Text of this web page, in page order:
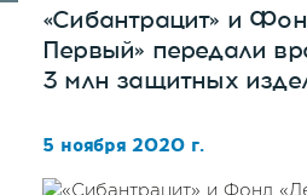
«Сибантрацит» и
Первый» передали
3 млн защитных
5 ноября 2020 г.